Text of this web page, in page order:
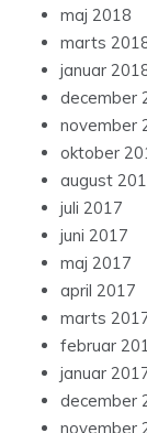
maj 2018
marts
januar
december
november
oktober
august
juli 2017
juni 2017
maj 2017
april 2017
marts
februar
januar
december
november